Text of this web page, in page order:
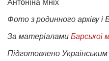
Антоніна Мніх
Фото з родинного архіву і
За матеріалами Барської
Підготовлено